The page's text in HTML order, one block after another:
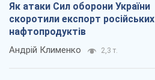
Як атаки Сил оборони України
скоротили експорт російських
нафтопродуктів
Андрій Клименко 2,3 т.